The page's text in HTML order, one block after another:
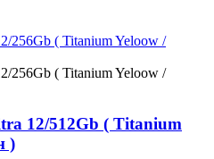
12/512Gb ( Titanium
)